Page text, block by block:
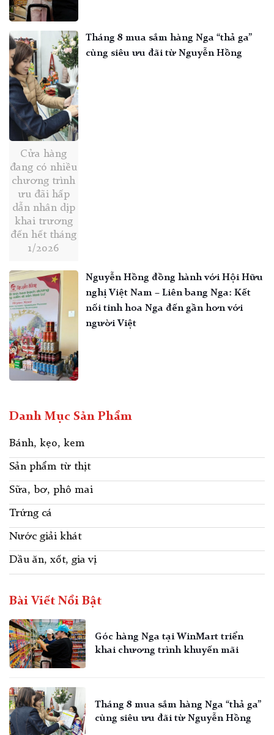
Cửa hàng
đang có nhiều
chương trình
ưu đãi hấp
dẫn nhân dịp
khai trương
đến hết tháng
1/2026
Tháng 8 mua sắm hàng Nga “thả ga”
cùng siêu ưu đãi từ Nguyễn Hồng
Nguyễn Hồng đồng hành với Hội Hữu
nghị Việt Nam – Liên bang Nga: Kết
nối tinh hoa Nga đến gần hơn với
người Việt
Danh Mục Sản Phẩm
Bánh, kẹo, kem
Sản phẩm từ thịt
Sữa, bơ, phô mai
Trứng cá
Nước giải khát
Dầu ăn, xốt, gia vị
Bài Viết Nổi Bật
Góc hàng Nga tại WinMart triển
khai chương trình khuyến mãi
Tháng 8 mua sắm hàng Nga “thả ga”
cùng siêu ưu đãi từ Nguyễn Hồng